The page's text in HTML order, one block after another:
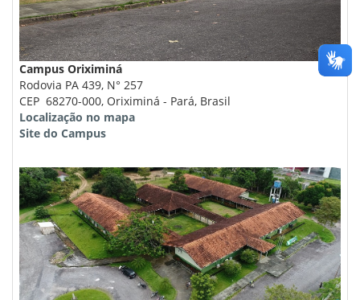
Campus Oriximiná
Rodovia PA 439, N° 257
CEP 68270-000, Oriximiná - Pará, Brasil
Localização no mapa
Site do Campus